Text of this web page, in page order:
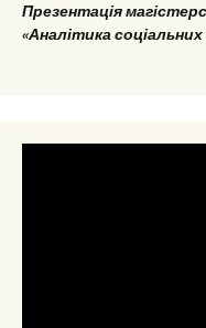
Презентація
«Аналітика